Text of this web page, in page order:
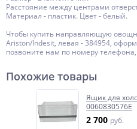
Расстояние между центрами
Материал - пластик. Цвет - белый.
Чтобы купить направляющую
Ariston/Indesit, левая - 384954,
позвоните нам по номеру
Похожие товары
Ящик для
0060830576E
2 700 руб.